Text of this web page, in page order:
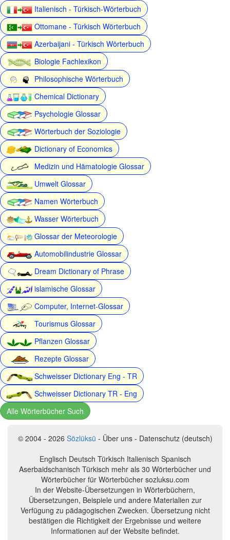
Italienisch - Türkisch-Wörterbuch
Ottomane - Türkisch Wörterbuch
Azerbaijani - Türkisch Wörterbuch
Biologie Fachlexikon
Philosophische Wörterbuch
Chemical Dictionary
Psychologie Glossar
Wörterbuch der Soziologie
Dictionary of Economics
Medizin und Hämatologie Glossar
Umwelt Glossar
Namen Wörterbuch
Wasser Wörterbuch
Glossar der Meteorologie
Automobilindustrie Glossar
Dream Dictionary of Phrase
islamische Glossar
Computer, Internet-Glossar
Tourismus Glossar
Pflanzen Glossar
Rezepte Glossar
Schweisser Dictionary Eng - TR
Schweisser Dictionary TR - Eng
Alle Wörterbücher Such
© 2004 - 2026 Sözlüksü - Über uns - Datenschutz (deutsch)
Englisch Deutsch Türkisch Italienisch Spanisch
Aserbaidschanisch Türkisch mehr als 30 Wörterbücher und
Wörterbücher für Wörterbücher sozluksu.com
In der Website-Übersetzungen in Wörterbüchern,
Übersetzungen, Beispiele und andere Materialien zur
Verfügung zu pädagogischen Zwecken. Übersetzung nicht
bestätigen die Richtigkeit der Ergebnisse und weitere
Informationen auf der Website befindet.